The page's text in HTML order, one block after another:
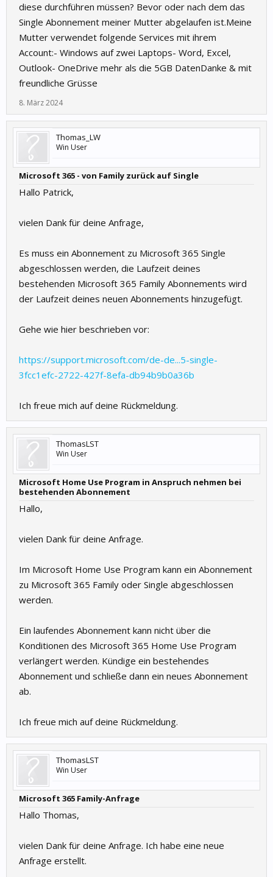
diese durchführen müssen? Bevor oder nach dem das
Single Abonnement meiner Mutter abgelaufen ist.Meine
Mutter verwendet folgende Services mit ihrem
Account:- Windows auf zwei Laptops- Word, Excel,
Outlook- OneDrive mehr als die 5GB DatenDanke & mit
freundliche Grüsse
8. März 2024
Thomas_LW
Win User
Microsoft 365 - von Family zurück auf Single
Hallo Patrick,
vielen Dank für deine Anfrage,
Es muss ein Abonnement zu Microsoft 365 Single
abgeschlossen werden, die Laufzeit deines
bestehenden Microsoft 365 Family Abonnements wird
der Laufzeit deines neuen Abonnements hinzugefügt.
Gehe wie hier beschrieben vor:
https://support.microsoft.com/de-de...5-single-
3fcc1efc-2722-427f-8efa-db94b9b0a36b
Ich freue mich auf deine Rückmeldung.
ThomasLST
Win User
Microsoft Home Use Program in Anspruch nehmen bei
bestehenden Abonnement
Hallo,
vielen Dank für deine Anfrage.
Im Microsoft Home Use Program kann ein Abonnement
zu Microsoft 365 Family oder Single abgeschlossen
werden.
Ein laufendes Abonnement kann nicht über die
Konditionen des Microsoft 365 Home Use Program
verlängert werden. Kündige ein bestehendes
Abonnement und schließe dann ein neues Abonnement
ab.
Ich freue mich auf deine Rückmeldung.
ThomasLST
Win User
Microsoft 365 Family-Anfrage
Hallo Thomas,
vielen Dank für deine Anfrage. Ich habe eine neue
Anfrage erstellt.